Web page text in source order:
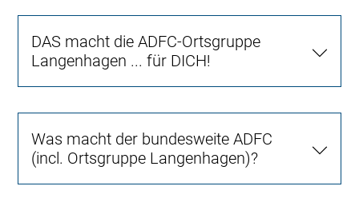
DAS macht die ADFC-Ortsgruppe
Langenhagen ... für DICH!
Was macht der bundesweite ADFC
(incl. Ortsgruppe Langenhagen)?